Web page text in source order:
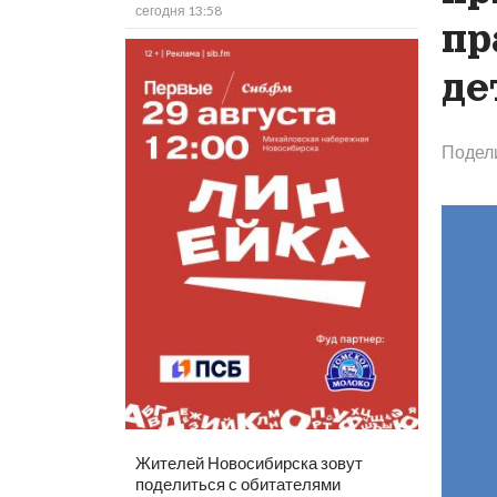
сегодня 13:58
Жителей Новосибирска зовут
поделиться с обитателями